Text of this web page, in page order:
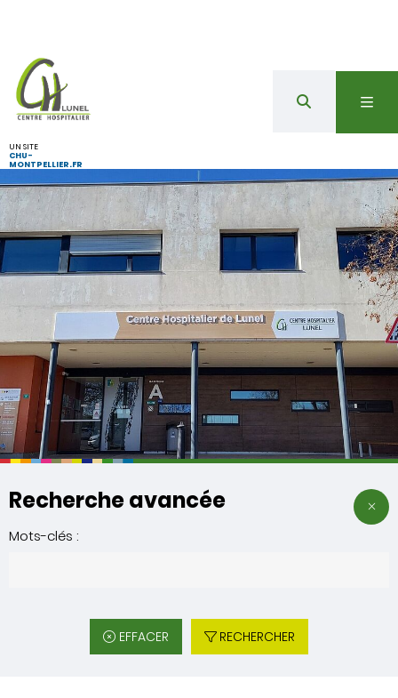
UN SITE
CHU-
MONTPELLIER.FR
Recherche avancée
Mots-clés :
EFFACER RECHERCHER